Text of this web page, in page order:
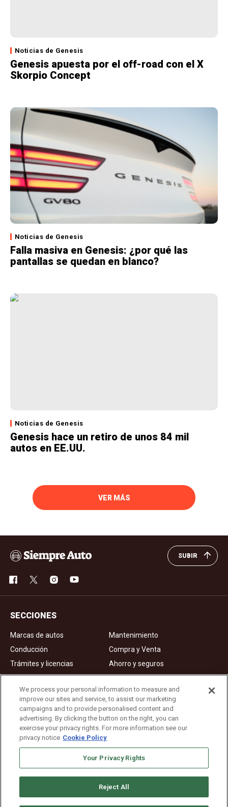
Noticias de Genesis
Genesis apuesta por el off-road con el X
Skorpio Concept
Noticias de Genesis
Falla masiva en Genesis: ¿por qué las
pantallas se quedan en blanco?
Noticias de Genesis
Genesis hace un retiro de unos 84 mil
autos en EE.UU.
VER MÁS
SUBIR
SECCIONES
Marcas de autos
Mantenimiento
Conducción
Compra y Venta
Trámites y licencias
Ahorro y seguros
Noticias
Videos de autos
Ad Choices
About Us
Editorial Guidelines
We process your personal information to measure and
improve our sites and service, to assist our marketing
campaigns and to provide personalised content and
advertising. By clicking the button on the right, you can
exercise your privacy rights. For more information see our
privacy notice Cookie Policy
Your Privacy Rights
Reject All